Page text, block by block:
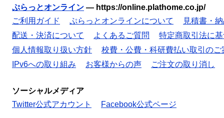
ぷらっとオンライン — https://online.plathome.co.jp/
ご利用ガイド
ぷらっとオンラインについて
見積書・
配送・決済について
よくあるご質問
特定商取引法に
個人情報取り扱い方針
校費・公費・科研費払い取引のご
IPv6への取り組み
お客様からの声 ご注文の取り消し
ソーシャルメディア
Twitter公式アカウント
Facebook公式ページ